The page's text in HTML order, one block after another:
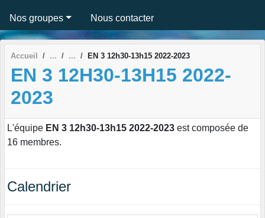
Nos groupes Nous contacter
Accueil EN 3 12h30-13h15 2022-2023
EN 3 12H30-13H15 2022-
2023
L'équipe EN 3 12h30-13h15 2022-2023 est composée de
16 membres.
Calendrier